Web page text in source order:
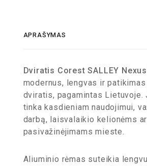
APRAŠYMAS
Dviratis Corest SALLEY
modernus, lengvas ir
dviratis, pagamintas Lietuvoje.
tinka kasdieniam naudojimui,
darbą, laisvalaikio kelionėms
pasivažinėjimams mieste.
Aliuminio rėmas suteikia